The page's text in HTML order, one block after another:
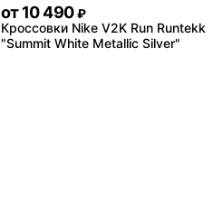
от 10 490 ₽
Кроссовки Nike V2K Run Runtekk
"Summit White Metallic Silver"